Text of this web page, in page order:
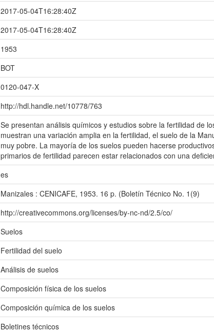
2017-05-04T16:28:40Z
2017-05-04T16:28:40Z
1953
BOT
0120-047-X
http://hdl.handle.net/10778/763
Se presentan análisis químicos y estudios sobre la fertilidad de
muestran una variación amplia en la fertilidad, el suelo de la
muy pobre. La mayoría de los suelos pueden hacerse
primarios de fertilidad parecen estar relacionados con una
es
Manizales : CENICAFE, 1953. 16 p. (Boletín Técnico No. 1(9)
http://creativecommons.org/licenses/by-nc-nd/2.5/co/
Suelos
Fertilidad del suelo
Análisis de suelos
Composición física de los suelos
Composición química de los suelos
Boletines técnicos